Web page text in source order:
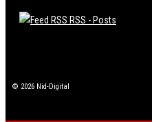
RSS - Posts
© 2026 Nid-Digital